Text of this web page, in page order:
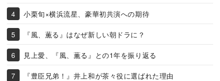
小栗旬×横浜流星、豪華初共演への期待
『風、薫る』はなぜ新しい朝ドラに？
見上愛、『風、薫る』との1年を振り返る
『豊臣兄弟！』井上和が茶々役に選ばれた理由